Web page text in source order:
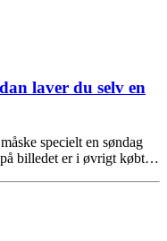
laver du selv en
specielt en søndag
på billedet er i øvrigt købt…